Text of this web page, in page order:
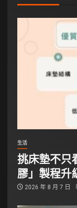
生活
挑床墊不只
膠」製程升
2026 年 8 月 7 日